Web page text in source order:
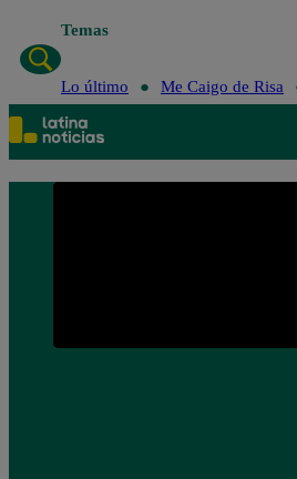
Temas
Lo último Me Caigo de Risa